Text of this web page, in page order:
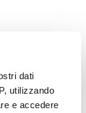
dati
utilizzando
e accedere